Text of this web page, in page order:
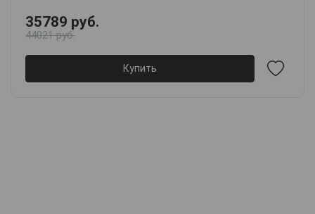
35789 руб.
44021 руб.
Купить